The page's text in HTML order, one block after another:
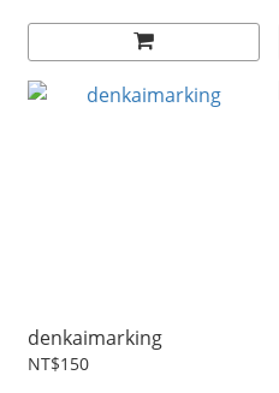
denkaimarking
NT$150